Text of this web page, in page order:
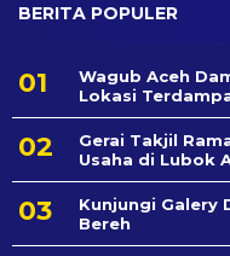
BERITA POPULER
Wagub Aceh
Lokasi
Gerai Takjil
Usaha di Lubok
Kunjungi Galery
Bereh